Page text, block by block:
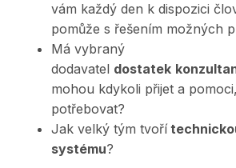
vám každý den k dispozici
pomůže s řešením možných
Má vybraný
dodavatel dostatek
mohou kdykoli přijet a
potřebovat?
Jak velký tým tvoří
systému?